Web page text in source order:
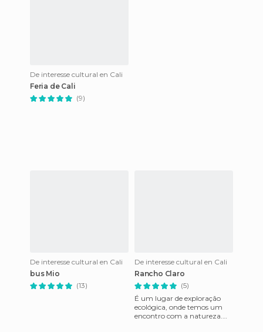
De interesse cultural en Cali
Feria de Cali
(9)
De interesse cultural en Cali
bus Mio
(13)
De interesse cultural en Cali
Rancho Claro
(5)
É um lugar de exploração
ecológica, onde temos um
encontro com a natureza.